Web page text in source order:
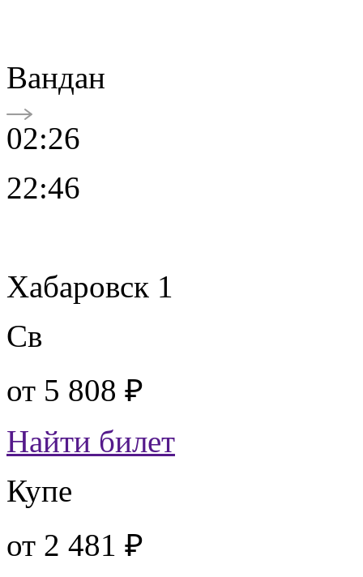
Вандан
02:26
22:46
Хабаровск 1
Св
от 5 808 ₽
Найти билет
Купе
от 2 481 ₽